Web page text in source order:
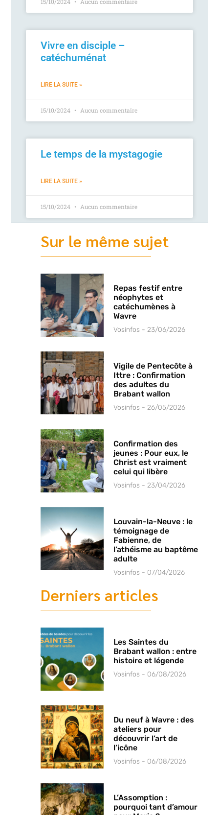
Vivre en disciple –
catéchuménat
LIRE LA SUITE »
15/10/2024 Aucun commentaire
Le temps de la mystagogie
LIRE LA SUITE »
15/10/2024 Aucun commentaire
Sur le même sujet
Repas festif entre
néophytes et
catéchumènes à
Wavre
Vosinfos 23/06/2026
Vigile de Pentecôte à
Ittre : Confirmation
des adultes du
Brabant wallon
Vosinfos 26/05/2026
Confirmation des
jeunes : Pour eux, le
Christ est vraiment
celui qui libère
Vosinfos 23/04/2026
Louvain-la-Neuve : le
témoignage de
Fabienne, de
l’athéisme au baptême
adulte
Vosinfos 07/04/2026
Derniers articles
Les Saintes du
Brabant wallon : entre
histoire et légende
Vosinfos 06/08/2026
Du neuf à Wavre : des
ateliers pour
découvrir l’art de
l’icône
Vosinfos 06/08/2026
L’Assomption :
pourquoi tant d’amour